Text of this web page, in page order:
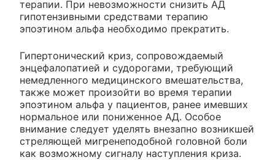
терапии. При невозможности снизить АД
гипотензивными средствами терапию
эпоэтином альфа необходимо прекратить.
Гипертонический криз, сопровождаемый
энцефалопатией и судорогами, требующий
немедленного медицинского вмешательства,
также может произойти во время терапии
эпоэтином альфа у пациентов, ранее имевших
нормальное или пониженное АД. Особое
внимание следует уделять внезапно возникшей
стреляющей мигренеподобной головной боли
как возможному сигналу наступления криза.